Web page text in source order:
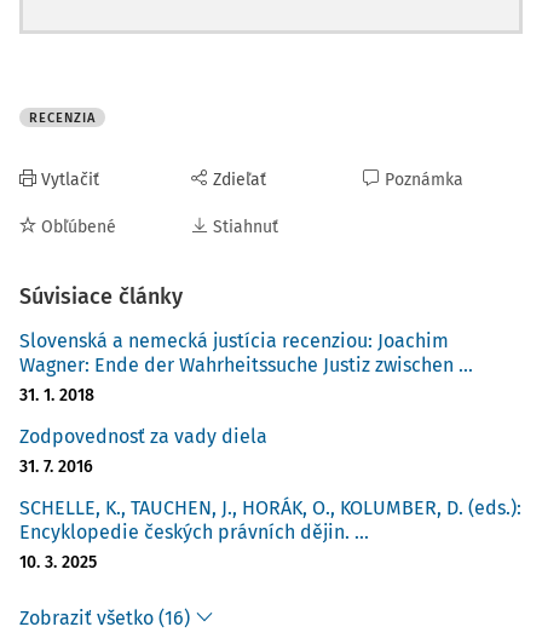
RECENZIA
Vytlačiť
Obľúbené
Zdieľať
Stiahnuť
Poznámka
Súvisiace články
Slovenská a nemecká justícia recenziou: Joachim
Wagner: Ende der Wahrheitssuche Justiz zwischen ...
31. 1. 2018
Zodpovednosť za vady diela
31. 7. 2016
SCHELLE, K., TAUCHEN, J., HORÁK, O., KOLUMBER, D. (eds.):
Encyklopedie českých právních dějin. ...
10. 3. 2025
Zobraziť všetko (16)